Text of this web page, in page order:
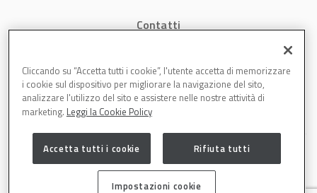
Contatti
Cookies
Cliccando su “Accetta tutti i cookie”, l'utente accetta di memorizzare
i cookie sul dispositivo per migliorare la navigazione del sito,
analizzare l'utilizzo del sito e assistere nelle nostre attività di
marketing. Leggi la Cookie Policy
Accetta tutti i cookie Rifiuta tutti
Impostazioni cookie